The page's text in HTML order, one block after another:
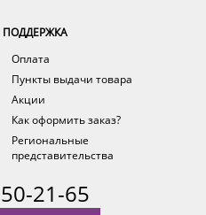
ПОДДЕРЖКА
Оплата
Пункты выдачи товара
Акции
Как оформить заказ?
Региональные
представительства
21-65